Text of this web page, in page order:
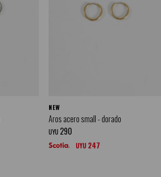
NEW
Aros acero small - dorado
UYU 290
UYU 247